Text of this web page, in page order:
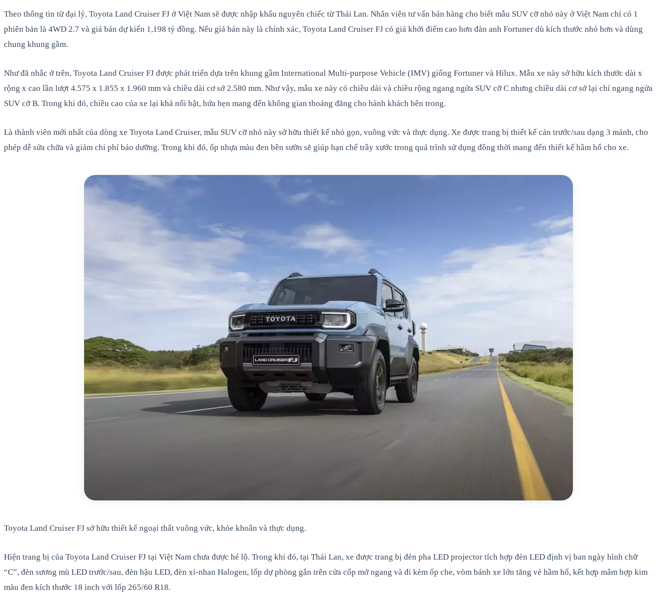
Theo thông tin từ đại lý, Toyota Land Cruiser FJ ở Việt Nam sẽ được nhập khẩu nguyên chiếc từ Thái Lan. Nhân viên tư vấn bán hàng cho biết mẫu SUV cỡ nhỏ này ở Việt Nam chỉ có 1
phiên bản là 4WD 2.7 và giá bán dự kiến 1,198 tỷ đồng. Nếu giá bán này là chính xác, Toyota Land Cruiser FJ có giá khởi điểm cao hơn đàn anh Fortuner dù kích thước nhỏ hơn và dùng
chung khung gầm.
Như đã nhắc ở trên, Toyota Land Cruiser FJ được phát triển dựa trên khung gầm International Multi-purpose Vehicle (IMV) giống Fortuner và Hilux. Mẫu xe này sở hữu kích thước dài x
rộng x cao lần lượt 4.575 x 1.855 x 1.960 mm và chiều dài cơ sở 2.580 mm. Như vậy, mẫu xe này có chiều dài và chiều rộng ngang ngửa SUV cỡ C nhưng chiều dài cơ sở lại chỉ ngang ngửa
SUV cỡ B. Trong khi đó, chiều cao của xe lại khá nổi bật, hứa hẹn mang đến không gian thoáng đãng cho hành khách bên trong.
Là thành viên mới nhất của dòng xe Toyota Land Cruiser, mẫu SUV cỡ nhỏ này sở hữu thiết kế nhỏ gọn, vuông vức và thực dụng. Xe được trang bị thiết kế cản trước/sau dạng 3 mảnh, cho
phép dễ sửa chữa và giảm chi phí bảo dưỡng. Trong khi đó, ốp nhựa màu đen bên sườn sẽ giúp hạn chế trầy xước trong quá trình sử dụng đồng thời mang đến thiết kế hầm hố cho xe.
Toyota Land Cruiser FJ sở hữu thiết kế ngoại thất vuông vức, khỏe khoắn và thực dụng.
Hiện trang bị của Toyota Land Cruiser FJ tại Việt Nam chưa được hé lộ. Trong khi đó, tại Thái Lan, xe được trang bị đèn pha LED projector tích hợp đèn LED định vị ban ngày hình chữ
“C”, đèn sương mù LED trước/sau, đèn hậu LED, đèn xi-nhan Halogen, lốp dự phòng gắn trên cửa cốp mở ngang và đi kèm ốp che, vòm bánh xe lớn tăng vẻ hầm hố, kết hợp mâm hợp kim
màu đen kích thước 18 inch với lốp 265/60 R18.